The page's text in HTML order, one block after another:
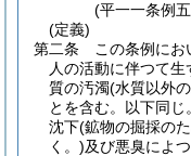
(平一一条例
(定義)
第二条
この条例に
人の活動に伴つて
質の汚濁(水質以外
とを含む。以下同じ
沈下(鉱物の掘採の
く。)及び悪臭によ